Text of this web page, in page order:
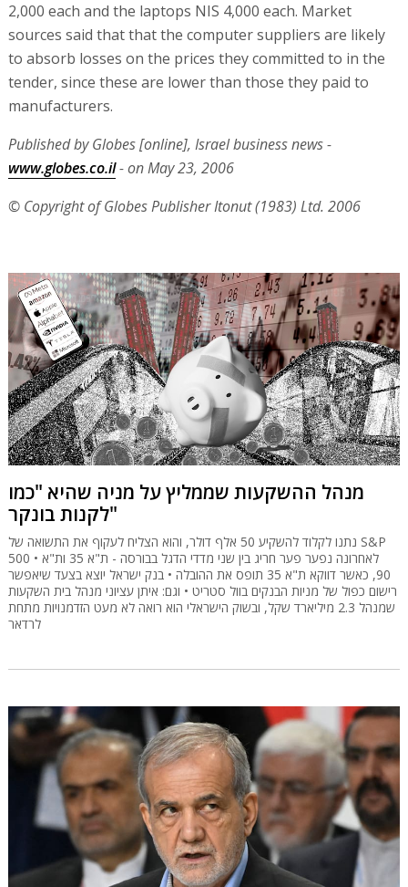
2,000 each and the laptops NIS 4,000 each. Market
sources said that that the computer suppliers are likely
to absorb losses on the prices they committed to in the
tender, since these are lower than those they paid to
manufacturers.
Published by Globes [online], Israel business news -
www.globes.co.il- on May 23, 2006
© Copyright of Globes Publisher Itonut (1983) Ltd. 2006
מנהל ההשקעות שממליץ על מניה שהיא "כמו
לקנות בונקר"
נתנו לקלוד להשקיע 50 אלף דולר, והוא הצליח לעקוף את התשואה של S&P
500 • לאחרונה נפער פער חריג בין שני מדדי הדגל בבורסה - ת"א 35 ות"א
90, כאשר דווקא ת"א 35 תופס את ההובלה • בנק ישראל יוצא בצעד שיאפשר
רישום כפול של מניות הבנקים בוול סטריט • וגם: איתן עציוני מנהל בית השקעות
שמנהל 2.3 מיליארד שקל, ובשוק הישראלי הוא רואה לא מעט הזדמנויות מתחת
לרדאר